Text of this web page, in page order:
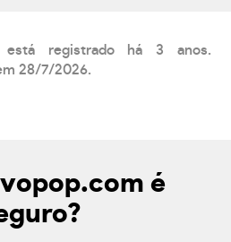
está registrado há 3 anos.
28/7/2026.
é